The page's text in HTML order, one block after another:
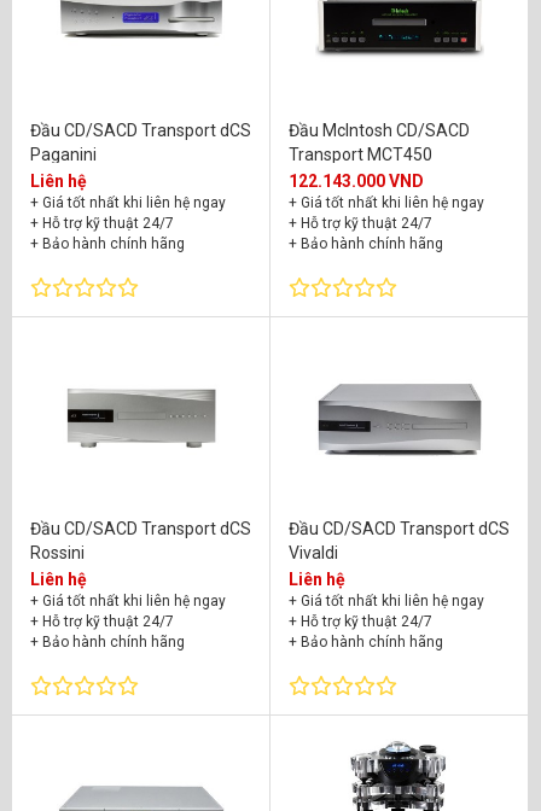
Đầu CD/SACD Transport dCS
Paganini
Liên hệ
+ Giá tốt nhất khi liên hệ ngay
+ Hỗ trợ kỹ thuật 24/7
+ Bảo hành chính hãng
Đầu McIntosh CD/SACD
Transport MCT450
122.143.000 VND
+ Giá tốt nhất khi liên hệ ngay
+ Hỗ trợ kỹ thuật 24/7
+ Bảo hành chính hãng
Đầu CD/SACD Transport dCS
Rossini
Liên hệ
+ Giá tốt nhất khi liên hệ ngay
+ Hỗ trợ kỹ thuật 24/7
+ Bảo hành chính hãng
Đầu CD/SACD Transport dCS
Vivaldi
Liên hệ
+ Giá tốt nhất khi liên hệ ngay
+ Hỗ trợ kỹ thuật 24/7
+ Bảo hành chính hãng